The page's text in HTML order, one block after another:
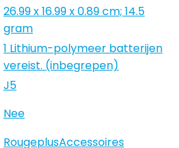
26.99 x 16.99 x 0.89 cm; 14.5
gram
1 Lithium-polymeer batterijen
vereist. (inbegrepen)
J5
Nee
RougeplusAccessoires